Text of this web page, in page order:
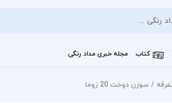
کتاب مجله خبری مداد رنگی
سوزن دوخت 20 زوما